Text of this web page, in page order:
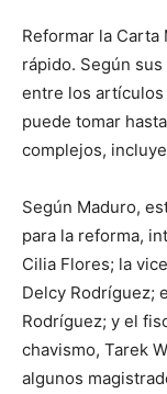
Reformar la Carta
rápido. Según
entre los
puede tomar
complejos,
Según Maduro,
para la reforma,
Cilia Flores; la
Delcy Rodríguez;
Rodríguez; y el
chavismo, Tarek
algunos